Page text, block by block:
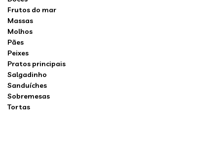
Frutos do mar
Massas
Molhos
Pães
Peixes
Pratos principais
Salgadinho
Sanduíches
Sobremesas
Tortas